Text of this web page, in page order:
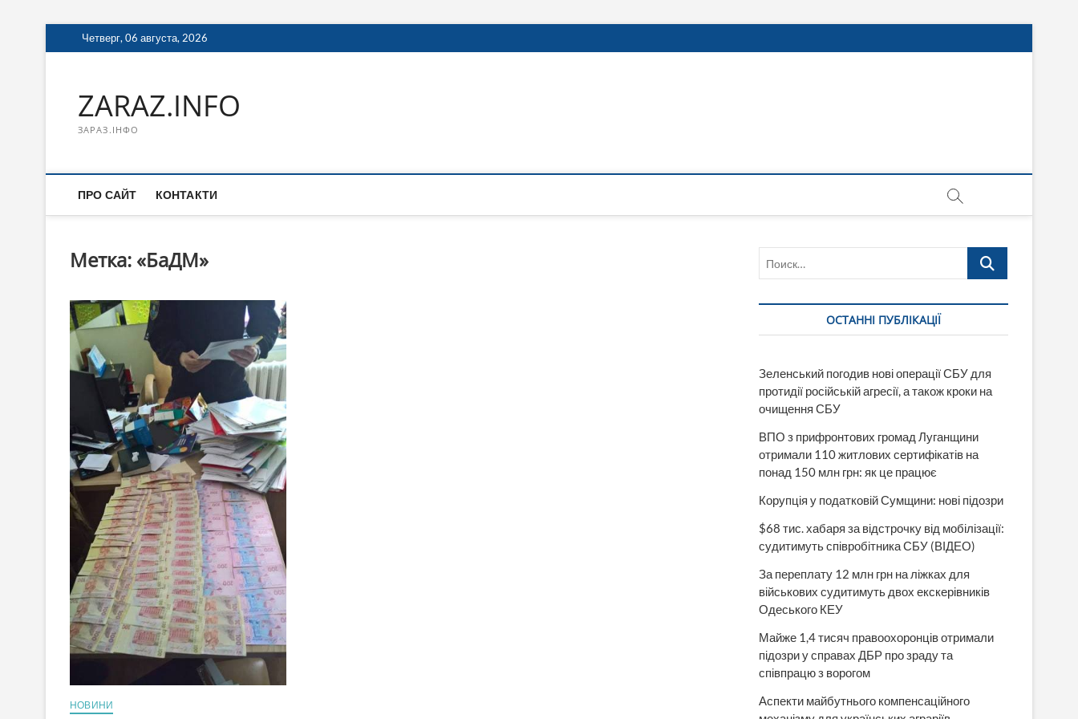
Перейти
к
Четверг, 06 августа, 2026
ZARAZ.INFO
ЗАРАЗ.ІНФО
ПРО САЙТ КОНТАКТИ
Метка: «БаДМ»
НОВИНИ
Поиск…
ОСТАННІ ПУБЛІКАЦІЇ
Зеленський погодив нові операції СБУ для
протидії російській агресії, а також кроки на
очищення СБУ
ВПО з прифронтових громад Луганщини
отримали 110 житлових сертифікатів на
понад 150 млн грн: як це працює
Корупція у податковій Сумщини: нові підозри
$68 тис. хабаря за відстрочку від мобілізації:
судитимуть співробітника СБУ (ВІДЕО)
За переплату 12 млн грн на ліжках для
військових судитимуть двох екскерівників
Одеського КЕУ
Майже 1,4 тисяч правоохоронців отримали
підозри у справах ДБР про зраду та
співпрацю з ворогом
Аспекти майбутнього компенсаційного